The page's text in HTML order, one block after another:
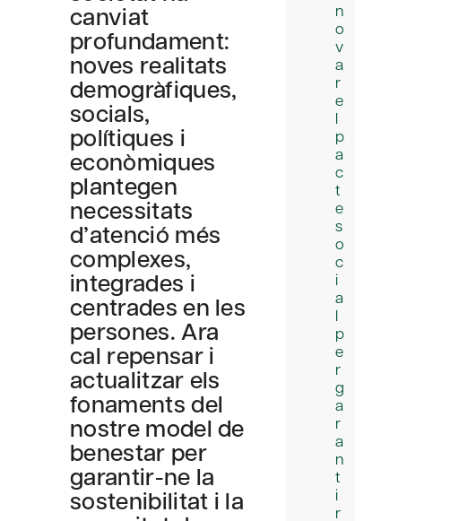
canviat
profundament:
noves realitats
demogràfiques,
socials,
polítiques i
econòmiques
plantegen
necessitats
d’atenció més
complexes,
integrades i
centrades en les
persones. Ara
cal repensar i
actualitzar els
fonaments del
nostre model de
benestar per
garantir-ne la
sostenibilitat i la
n
o
v
a
r
e
l
p
a
c
t
e
s
o
c
i
a
l
p
e
r
g
a
r
a
n
t
i
r